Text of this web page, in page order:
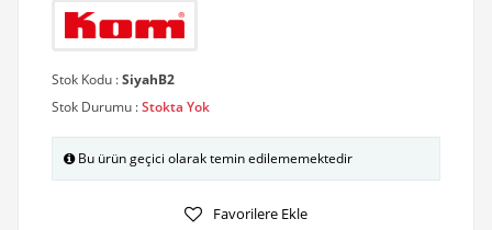
Stok Kodu :SiyahB2
Stok Durumu :Stokta Yok
Bu ürün geçici olarak temin edilememektedir
Favorilere Ekle